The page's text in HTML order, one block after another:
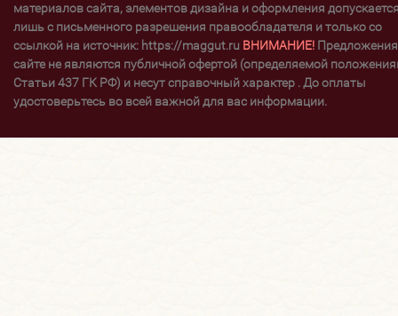
материалов сайта, элементов дизайна и оформления
лишь с письменного разрешения правообладателя и только со
ссылкой на источник: https://maggut.ru ВНИМАНИЕ!
сайте не являются публичной офертой (определяемой
Статьи 437 ГК РФ) и несут справочный характер . До оплаты
удостоверьтесь во всей важной для вас информации.